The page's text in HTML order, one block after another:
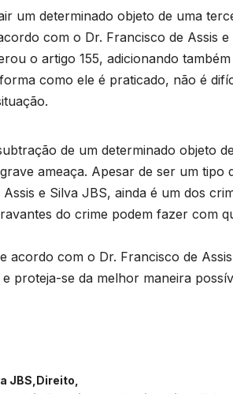
um determinado objeto de uma
com o Dr. Francisco de Assis e
o artigo 155, adicionando também
como ele é praticado, não é
de um determinado objeto de
ameaça. Apesar de ser um tipo
e Silva JBS, ainda é um dos
do crime podem fazer com
acordo com o Dr. Francisco de
proteja-se da melhor maneira
JBS Direito